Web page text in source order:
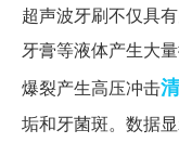
超声波牙刷不仅具
牙膏等液体产生大
爆裂产生高压冲击
垢和牙菌斑。数据